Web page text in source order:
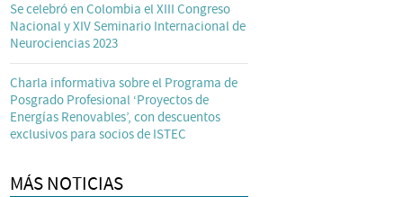
Se celebró en Colombia el XIII Congreso
Nacional y XIV Seminario Internacional de
Neurociencias 2023
Charla informativa sobre el Programa de
Posgrado Profesional ‘Proyectos de
Energías Renovables’, con descuentos
exclusivos para socios de ISTEC
MÁS NOTICIAS